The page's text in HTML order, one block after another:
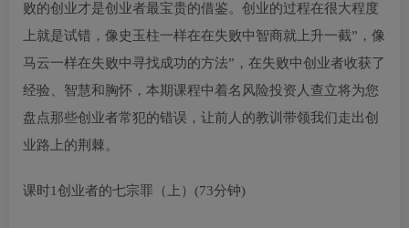
败的创业才是创业者最宝贵的借鉴。创业的过程在很大程度
上就是试错，像史玉柱一样在在失败中智商就上升一截”，像
马云一样在失败中寻找成功的方法”，在失败中创业者收获了
经验、智慧和胸怀，本期课程中着名风险投资人查立将为您
盘点那些创业者常犯的错误，让前人的教训带领我们走出创
业路上的荆棘。
课时1创业者的七宗罪（上）(73分钟)